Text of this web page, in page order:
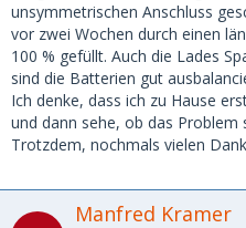
unsymmetrischen Anschluss
vor zwei Wochen durch einen
100 % gefüllt. Auch die Lades
sind die Batterien gut
Ich denke, dass ich zu Hause
und dann sehe, ob das Problem
Trotzdem, nochmals vielen
Manfred Kramer